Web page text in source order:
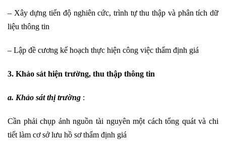
– Xây dựng tiến độ nghiên cức, trình tự thu thập và phân tích dữ
liệu thông tin
– Lập đề cương kế hoạch thực hiện công việc thẩm định giá
3. Khảo sát hiện trường, thu thập thông tin
a. Khảo sát thị trường :
Cần phải chụp ảnh nguồn tài nguyên một cách tổng quát và chi
tiết làm cơ sở lưu hồ sơ thẩm định giá